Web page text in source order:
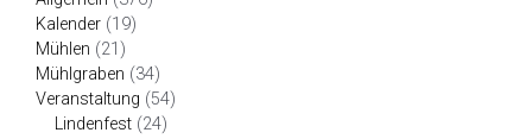
Kalender (19)
Mühlen (21)
Mühlgraben (34)
Veranstaltung (54)
Lindenfest (24)